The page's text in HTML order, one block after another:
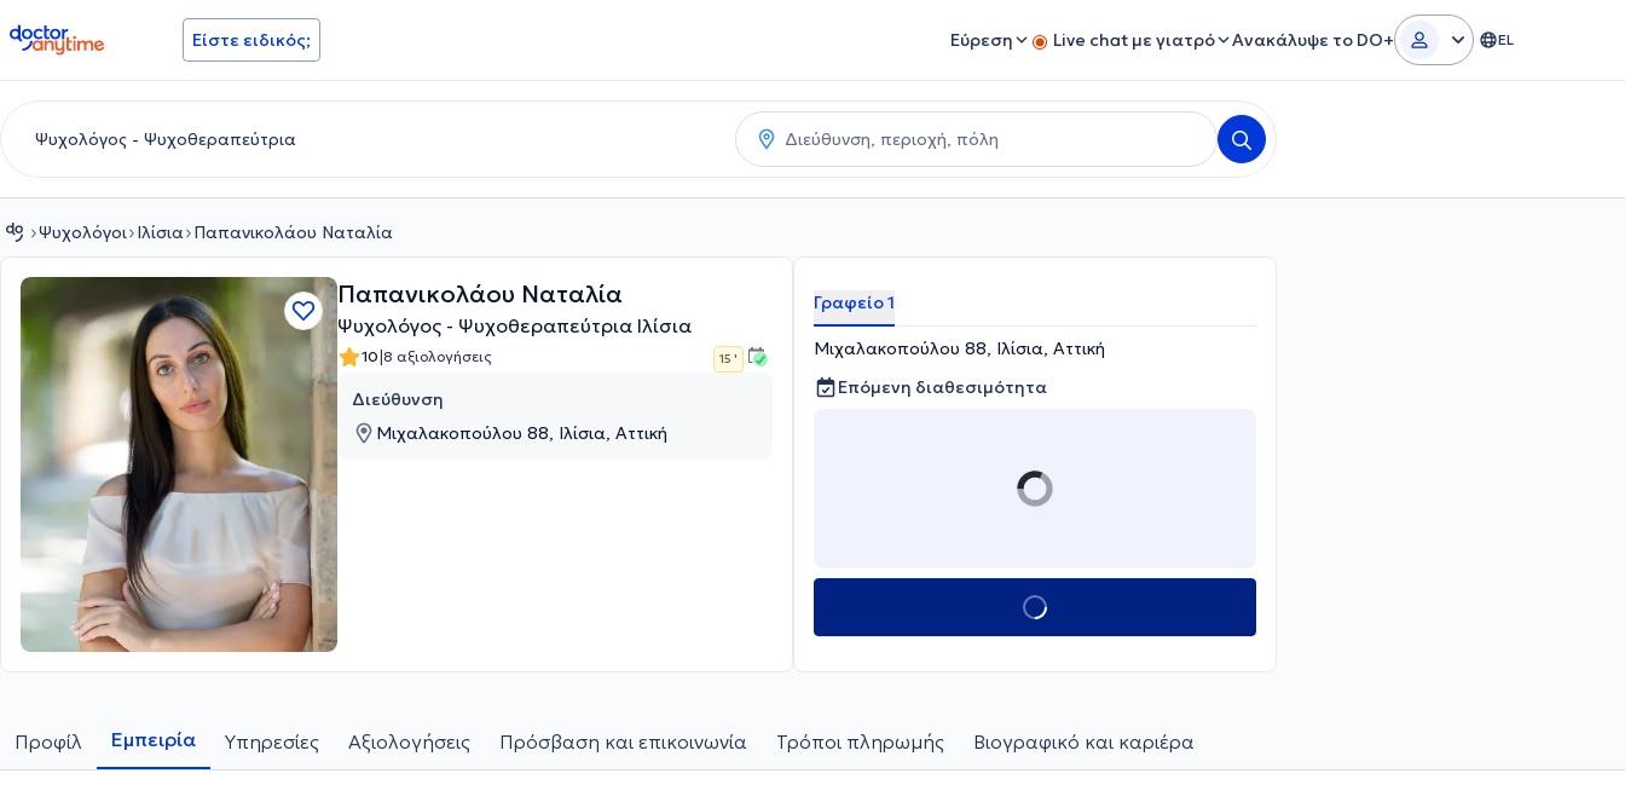
doctoranytime Είστε ειδικός; Εύρεση Live chat με γιατρό Ανακάλυψε το DO+ EL
Ψυχολόγοι Ιλίσια Παπανικολάου Ναταλία
Παπανικολάου Ναταλία
Ψυχολόγος - Ψυχοθεραπεύτρια Ιλίσια
10|8 αξιολογήσεις 15 '
Διεύθυνση
Μιχαλακοπούλου 88, Ιλίσια, Αττική
Γραφείο 1
Μιχαλακοπούλου 88, Ιλίσια, Αττική
Επόμενη διαθεσιμότητα
Προφίλ Εμπειρία Υπηρεσίες Αξιολογήσεις Πρόσβαση και επικοινωνία Τρόποι πληρωμής Βιογραφικό και καριέρα